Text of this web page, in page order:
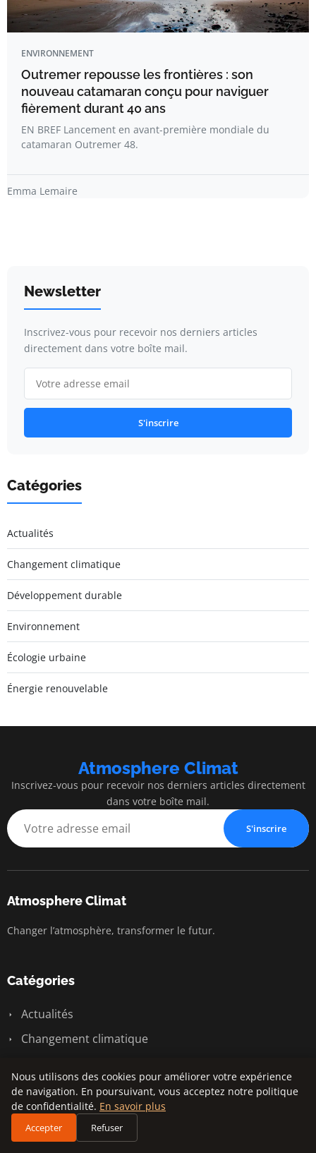
ENVIRONNEMENT
Outremer repousse les frontières : son
nouveau catamaran conçu pour naviguer
fièrement durant 40 ans
EN BREF Lancement en avant-première mondiale du
catamaran Outremer 48.
Emma Lemaire
Newsletter
Inscrivez-vous pour recevoir nos derniers articles
directement dans votre boîte mail.
S'inscrire
Catégories
Actualités
Changement climatique
Développement durable
Environnement
Écologie urbaine
Énergie renouvelable
Atmosphere Climat
Inscrivez-vous pour recevoir nos derniers articles directement
dans votre boîte mail.
S'inscrire
Atmosphere Climat
Changer l’atmosphère, transformer le futur.
Catégories
Actualités
Changement climatique
Environnement
Écologie urbaine
Énergie renouvelable
Nous utilisons des cookies pour améliorer votre expérience
de navigation. En poursuivant, vous acceptez notre politique
de confidentialité. En savoir plus
Accepter Refuser